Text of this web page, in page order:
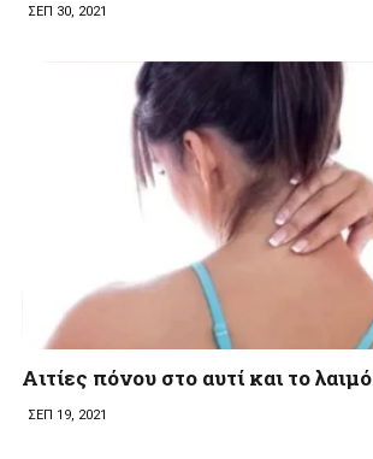
ΣΕΠ 30, 2021
Aιτίες πόνου στο αυτί και το λαιμό
ΣΕΠ 19, 2021